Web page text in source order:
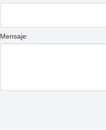
Mensaje: